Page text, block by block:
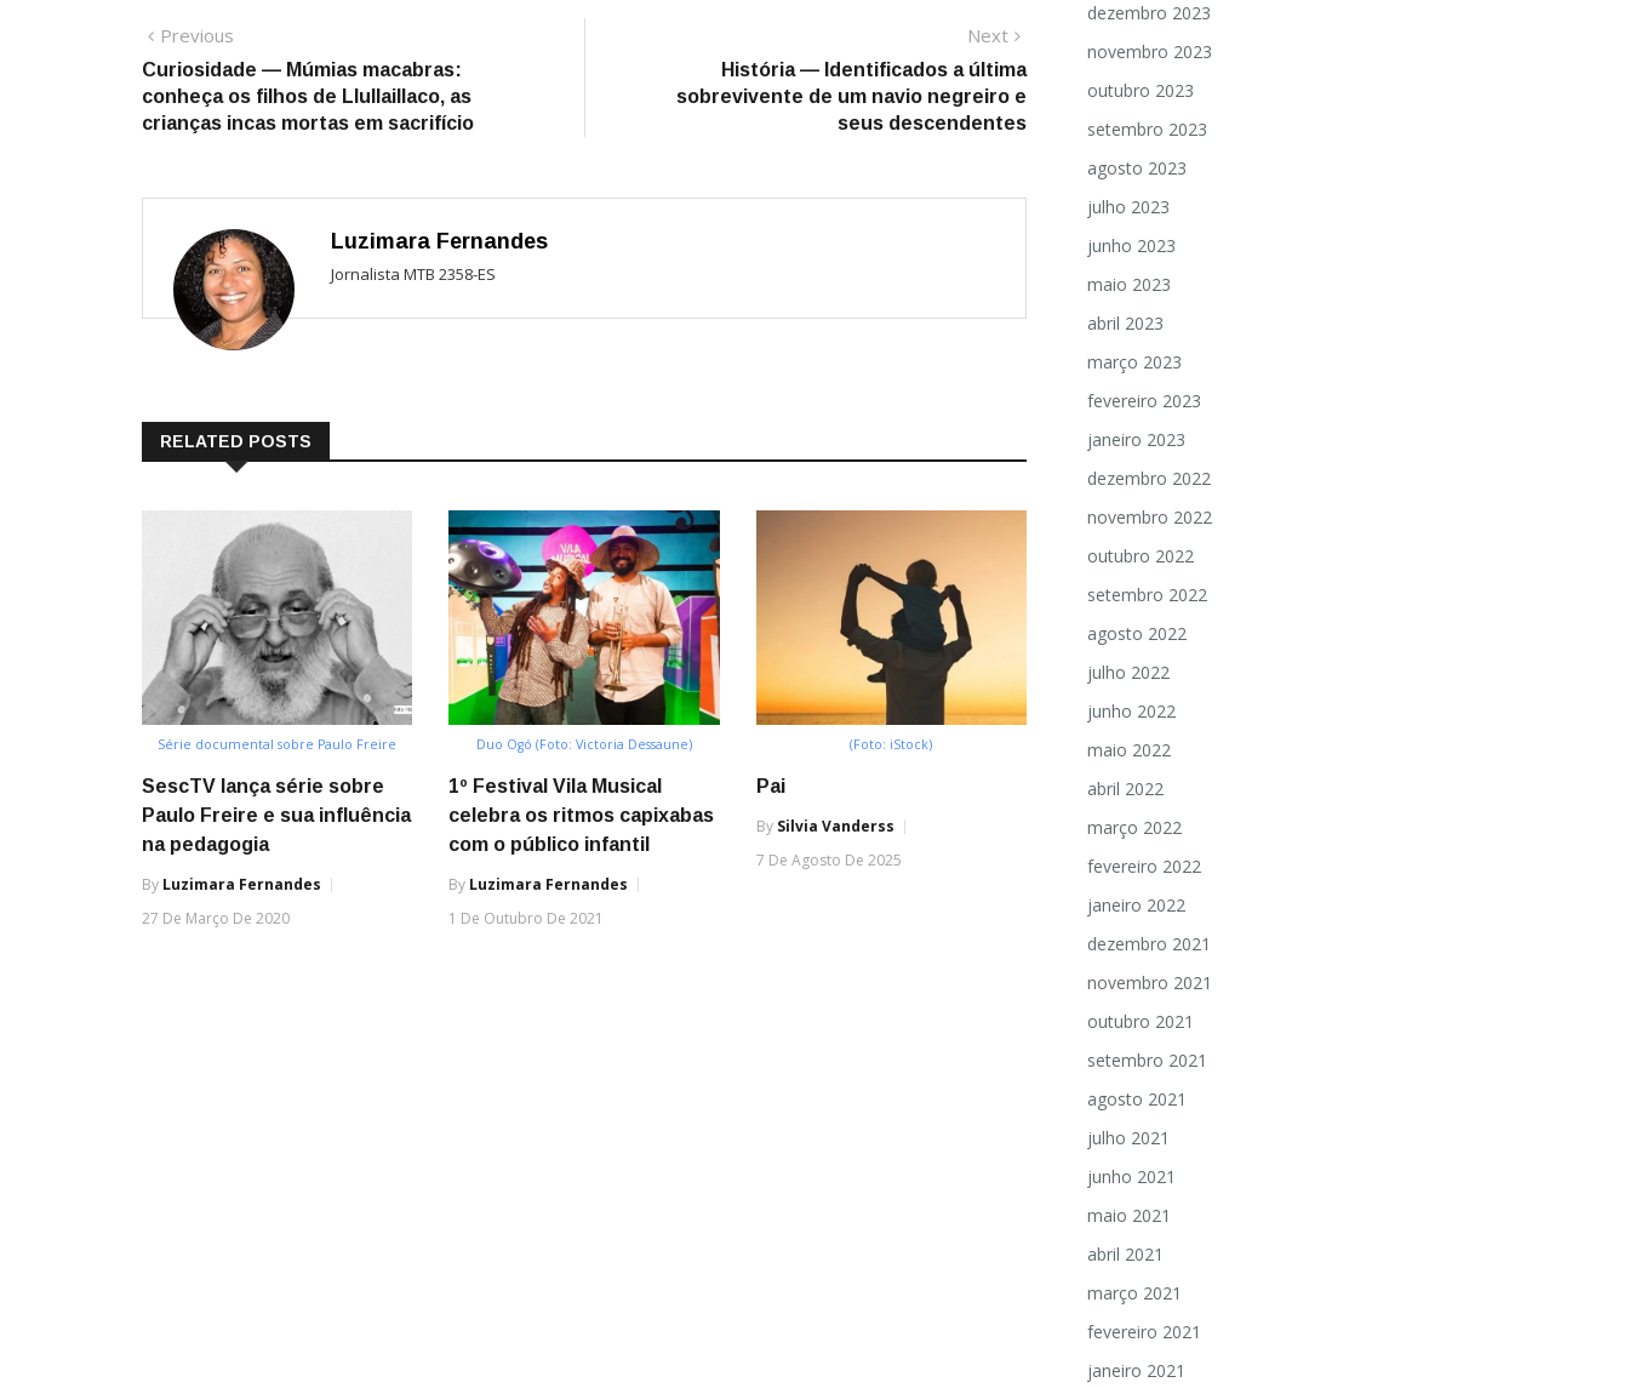
Navegação
de
Post
Previous
post:
Curiosidade — Múmias macabras:
conheça os filhos de Llullaillaco, as
crianças incas mortas em sacrifício
Next
post:
História — Identificados a última
sobrevivente de um navio negreiro e
seus descendentes
Luzimara Fernandes
Jornalista MTB 2358-ES
RELATED POSTS
Série documental sobre Paulo Freire
SescTV lança série sobre
Paulo Freire e sua influência
na pedagogia
By Luzimara Fernandes
27 De Março De 2020
Duo Ogó (Foto: Victoria Dessaune)
1º Festival Vila Musical
celebra os ritmos capixabas
com o público infantil
By Luzimara Fernandes
1 De Outubro De 2021
(Foto: iStock)
Pai
By Silvia Vanderss
7 De Agosto De 2025
dezembro 2023
novembro 2023
outubro 2023
setembro 2023
agosto 2023
julho 2023
junho 2023
maio 2023
abril 2023
março 2023
fevereiro 2023
janeiro 2023
dezembro 2022
novembro 2022
outubro 2022
setembro 2022
agosto 2022
julho 2022
junho 2022
maio 2022
abril 2022
março 2022
fevereiro 2022
janeiro 2022
dezembro 2021
novembro 2021
outubro 2021
setembro 2021
agosto 2021
julho 2021
junho 2021
maio 2021
abril 2021
março 2021
fevereiro 2021
janeiro 2021